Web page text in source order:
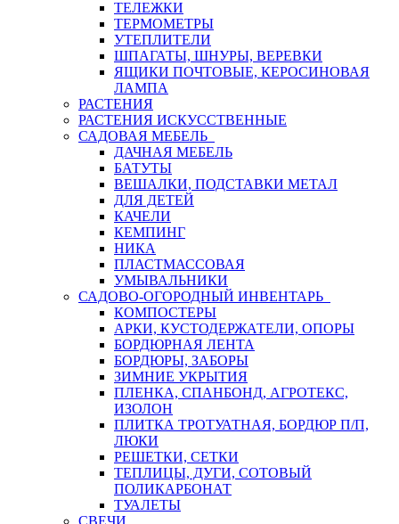
ТЕЛЕЖКИ
ТЕРМОМЕТРЫ
УТЕПЛИТЕЛИ
ШПАГАТЫ, ШНУРЫ, ВЕРЕВКИ
ЯЩИКИ ПОЧТОВЫЕ, КЕРОСИНОВАЯ
ЛАМПА
РАСТЕНИЯ
РАСТЕНИЯ ИСКУССТВЕННЫЕ
САДОВАЯ МЕБЕЛЬ
ДАЧНАЯ МЕБЕЛЬ
БАТУТЫ
ВЕШАЛКИ, ПОДСТАВКИ МЕТАЛ
ДЛЯ ДЕТЕЙ
КАЧЕЛИ
КЕМПИНГ
НИКА
ПЛАСТМАССОВАЯ
УМЫВАЛЬНИКИ
САДОВО-ОГОРОДНЫЙ ИНВЕНТАРЬ
КОМПОСТЕРЫ
АРКИ, КУСТОДЕРЖАТЕЛИ, ОПОРЫ
БОРДЮРНАЯ ЛЕНТА
БОРДЮРЫ, ЗАБОРЫ
ЗИМНИЕ УКРЫТИЯ
ПЛЕНКА, СПАНБОНД, АГРОТЕКС,
ИЗОЛОН
ПЛИТКА ТРОТУАТНАЯ, БОРДЮР П/П,
ЛЮКИ
РЕШЕТКИ, СЕТКИ
ТЕПЛИЦЫ, ДУГИ, СОТОВЫЙ
ПОЛИКАРБОНАТ
ТУАЛЕТЫ
СВЕЧИ